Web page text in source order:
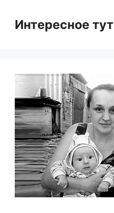
contentИнтересное тут